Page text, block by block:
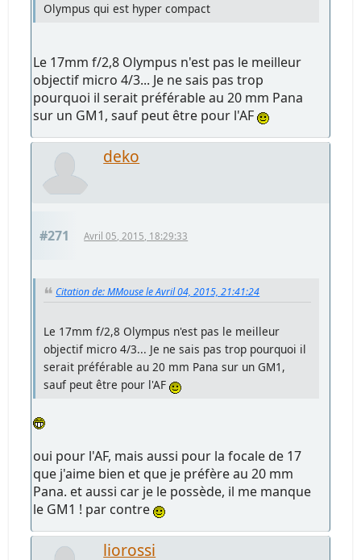
Olympus qui est hyper compact
Le 17mm f/2,8 Olympus n'est pas le meilleur
objectif micro 4/3... Je ne sais pas trop
pourquoi il serait préférable au 20 mm Pana
sur un GM1, sauf peut être pour l'AF
deko
#271 Avril 05, 2015, 18:29:33
Citation de: MMouse le Avril 04, 2015, 21:41:24
Le 17mm f/2,8 Olympus n'est pas le meilleur
objectif micro 4/3... Je ne sais pas trop pourquoi il
serait préférable au 20 mm Pana sur un GM1,
sauf peut être pour l'AF
oui pour l'AF, mais aussi pour la focale de 17
que j'aime bien et que je préfère au 20 mm
Pana. et aussi car je le possède, il me manque
le GM1 ! par contre
liorossi